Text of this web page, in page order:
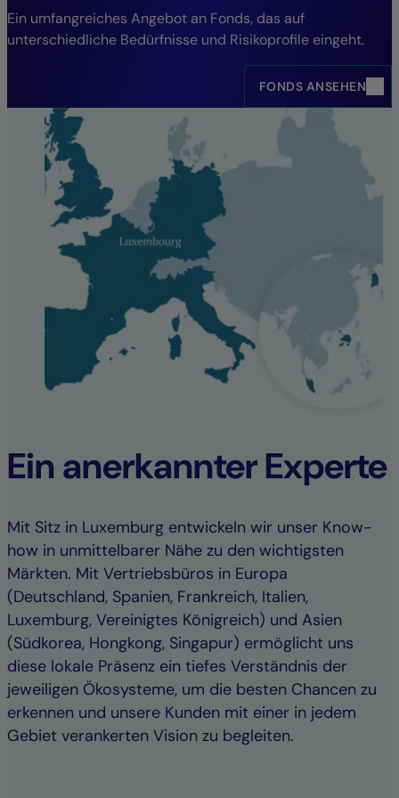
Ein umfangreiches Angebot an Fonds, das auf
unterschiedliche Bedürfnisse und Risikoprofile eingeht.
FONDS ANSEHEN
Ein anerkannter Experte
Mit Sitz in Luxemburg entwickeln wir unser Know-
how in unmittelbarer Nähe zu den wichtigsten
Märkten. Mit Vertriebsbüros in Europa
(Deutschland, Spanien, Frankreich, Italien,
Luxemburg, Vereinigtes Königreich) und Asien
(Südkorea, Hongkong, Singapur) ermöglicht uns
diese lokale Präsenz ein tiefes Verständnis der
jeweiligen Ökosysteme, um die besten Chancen zu
erkennen und unsere Kunden mit einer in jedem
Gebiet verankerten Vision zu begleiten.